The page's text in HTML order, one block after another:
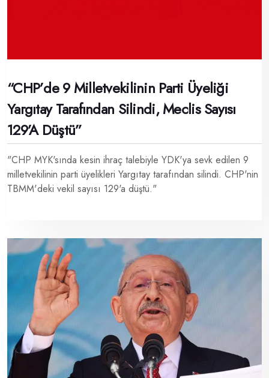
“CHP’de 9 Milletvekilinin Parti Üyeliği
Yargıtay Tarafından Silindi, Meclis Sayısı
129’a Düştü”
"CHP MYK'sında kesin ihraç talebiyle YDK'ya sevk edilen 9
milletvekilinin parti üyelikleri Yargıtay tarafından silindi. CHP'nin
TBMM'deki vekil sayısı 129'a düştü."